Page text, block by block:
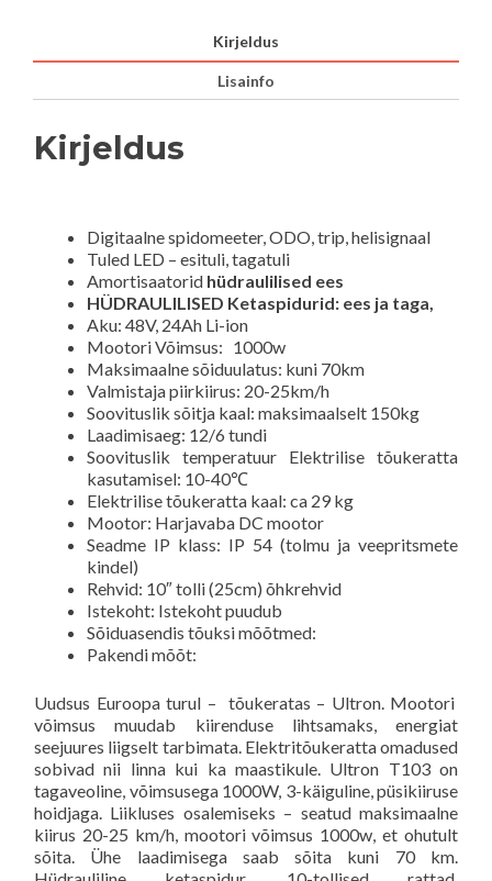
Kirjeldus
Lisainfo
Kirjeldus
Digitaalne spidomeeter, ODO, trip, helisignaal
Tuled LED – esituli, tagatuli
Amortisaatorid hüdraulilised ees
HÜDRAULILISED Ketaspidurid: ees ja taga,
Aku: 48V, 24Ah Li-ion
Mootori Võimsus: 1000w
Maksimaalne sõiduulatus: kuni 70km
Valmistaja piirkiirus: 20-25km/h
Soovituslik sõitja kaal: maksimaalselt 150kg
Laadimisaeg: 12/6 tundi
Soovituslik temperatuur Elektrilise tõukeratta
kasutamisel: 10-40℃
Elektrilise tõukeratta kaal: ca 29 kg
Mootor: Harjavaba DC mootor
Seadme IP klass: IP 54 (tolmu ja veepritsmete
kindel)
Rehvid: 10″ tolli (25cm) õhkrehvid
Istekoht: Istekoht puudub
Sõiduasendis tõuksi mõõtmed:
Pakendi mõõt:
Uudsus Euroopa turul – tõukeratas – Ultron. Mootori
võimsus muudab kiirenduse lihtsamaks, energiat
seejuures liigselt tarbimata. Elektritõukeratta omadused
sobivad nii linna kui ka maastikule. Ultron T103 on
tagaveoline, võimsusega 1000W, 3-käiguline, püsikiiruse
hoidjaga. Liikluses osalemiseks – seatud maksimaalne
kiirus 20-25 km/h, mootori võimsus 1000w, et ohutult
sõita. Ühe laadimisega saab sõita kuni 70 km.